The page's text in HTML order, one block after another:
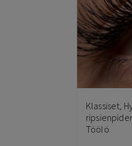
Klassiset,
Töölö